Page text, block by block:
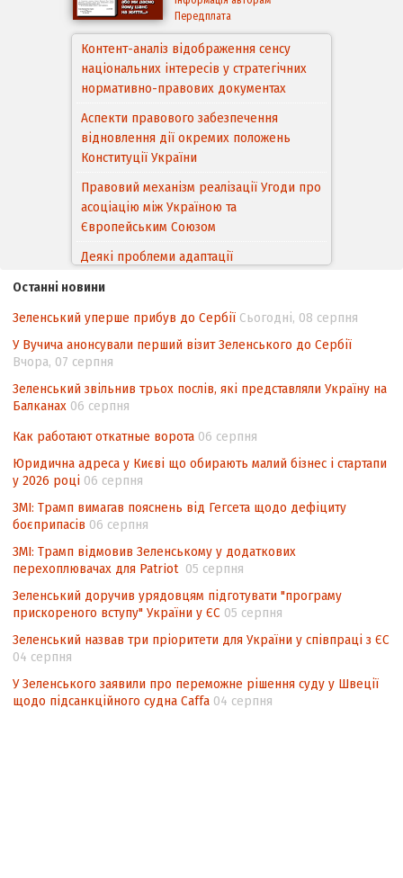
Передплата
Контент-аналіз відображення сенсу
національних інтересів у стратегічних
нормативно-правових документах
Аспекти правового забезпечення
відновлення дії окремих положень
Конституції України
Правовий механізм реалізації Угоди про
асоціацію між Україною та
Європейським Cоюзом
Деякі проблеми адаптації
походження товарів відповідно до
Угоди про торговельні аспекти прав
інтелектуальної власності (TRIPS) у
контексті євроінтеграції
Аналіз виборчого законодавства щодо
невизначеності механізму повторного
Інформаційна безпека суспільства
Останні новини
Зеленський уперше прибув до Сербії Сьогодні, 08 серпня
У Вучича анонсували перший візит Зеленського до Сербії
Вчора, 07 серпня
Зеленський звільнив трьох послів, які представляли Україну на
Балканах 06 серпня
Как работают откатные ворота 06 серпня
Юридична адреса у Києві що обирають малий бізнес і стартапи
у 2026 році 06 серпня
ЗМІ: Трамп вимагав пояснень від Гегсета щодо дефіциту
боєприпасів 06 серпня
ЗМІ: Трамп відмовив Зеленському у додаткових
перехоплювачах для Patriot 05 серпня
Зеленський доручив урядовцям підготувати "програму
прискореного вступу" України у ЄС 05 серпня
Зеленський назвав три пріоритети для України у співпраці з ЄС
04 серпня
У Зеленського заявили про переможне рішення суду у Швеції
щодо підсанкційного судна Caffa 04 серпня